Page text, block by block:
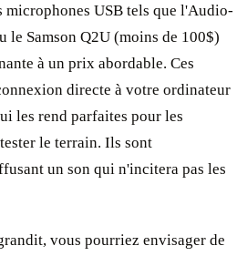
microphones USB tels que l'Audio-
le Samson Q2U (moins de 100$)
à un prix abordable. Ces
directe à votre ordinateur
les rend parfaites pour les
le terrain. Ils sont
un son qui n'incitera pas les
vous pourriez envisager de